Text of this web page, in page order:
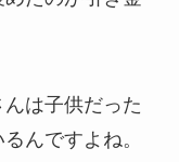
は子供だった
んですよね。